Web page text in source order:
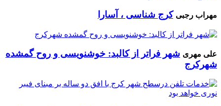
مهراب رجبی کرج شناسی ، آسارا
علی مهری شهر فراتر از کالبد: خوشنویسی و روح گمشده
شهرکرج